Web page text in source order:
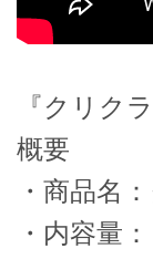
『クリク
概要
・商品名
・内容量